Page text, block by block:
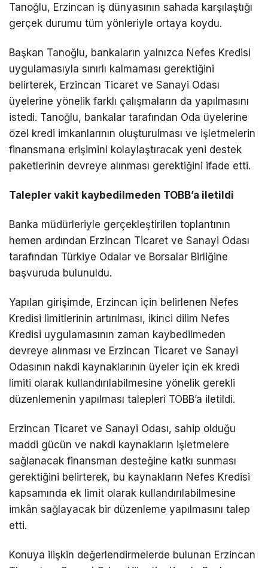
Tanoğlu, Erzincan iş dünyasının sahada karşılaştığı
gerçek durumu tüm yönleriyle ortaya koydu.
Başkan Tanoğlu, bankaların yalnızca Nefes Kredisi
uygulamasıyla sınırlı kalmaması gerektiğini
belirterek, Erzincan Ticaret ve Sanayi Odası
üyelerine yönelik farklı çalışmaların da yapılmasını
istedi. Tanoğlu, bankalar tarafından Oda üyelerine
özel kredi imkanlarının oluşturulması ve işletmelerin
finansmana erişimini kolaylaştıracak yeni destek
paketlerinin devreye alınması gerektiğini ifade etti.
Talepler vakit kaybedilmeden TOBB’a iletildi
Banka müdürleriyle gerçekleştirilen toplantının
hemen ardından Erzincan Ticaret ve Sanayi Odası
tarafından Türkiye Odalar ve Borsalar Birliğine
başvuruda bulunuldu.
Yapılan girişimde, Erzincan için belirlenen Nefes
Kredisi limitlerinin artırılması, ikinci dilim Nefes
Kredisi uygulamasının zaman kaybedilmeden
devreye alınması ve Erzincan Ticaret ve Sanayi
Odasının nakdi kaynaklarının üyeler için ek kredi
limiti olarak kullandırılabilmesine yönelik gerekli
düzenlemenin yapılması talepleri TOBB’a iletildi.
Erzincan Ticaret ve Sanayi Odası, sahip olduğu
maddi gücün ve nakdi kaynakların işletmelere
sağlanacak finansman desteğine katkı sunması
gerektiğini belirterek, bu kaynakların Nefes Kredisi
kapsamında ek limit olarak kullandırılabilmesine
imkân sağlayacak bir düzenleme yapılmasını talep
etti.
Konuya ilişkin değerlendirmelerde bulunan Erzincan